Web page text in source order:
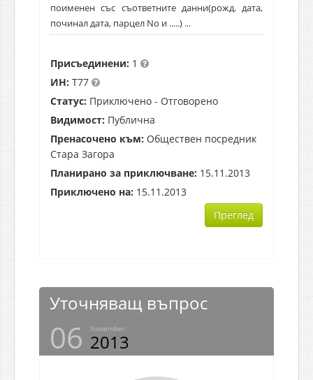
поименен със съответните данни(рожд. дата,
починал дата, парцел No и .....) ...
Присъединени: 1
ИН: T77
Статус: Приключено - Отговорено
Видимост: Публична
Пренасочено към: Обществен посредник
Стара Загора
Планирано за приключване: 15.11.2013
Приключено на: 15.11.2013
Преглед
Уточняващ въпрос
06 November
2013